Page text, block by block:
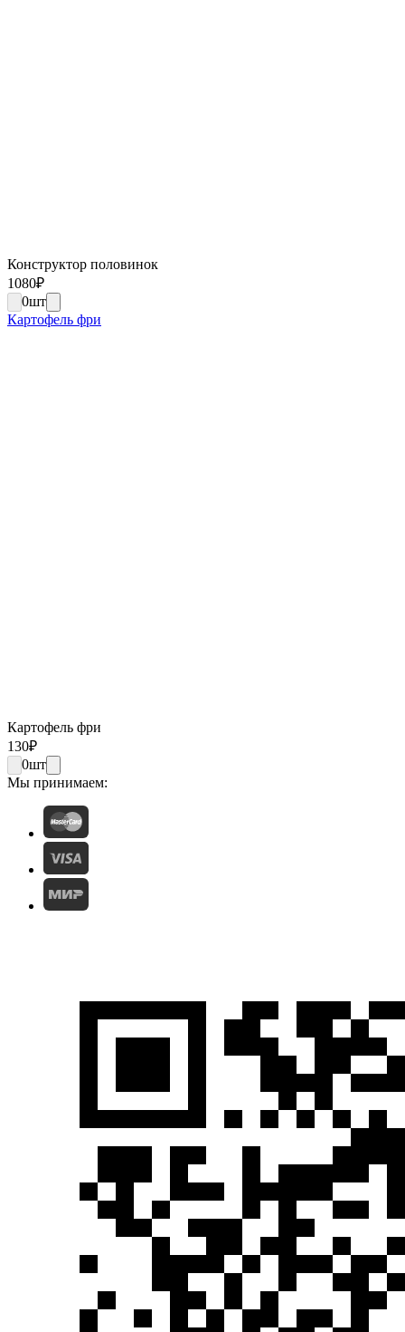
Конструктор половинок
1080₽
0шт
Картофель фри
Картофель фри
130₽
0шт
Мы принимаем: